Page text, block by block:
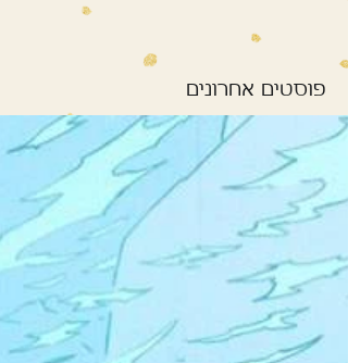
פוסטים אחרונים